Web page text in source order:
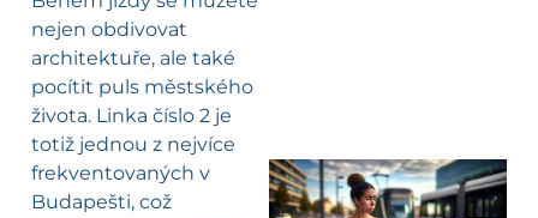
nejen obdivovat
architektuře, ale také
pocítit puls městského
života. Linka číslo 2 je
totiž jednou z nejvíce
frekventovaných v
Budapešti, což